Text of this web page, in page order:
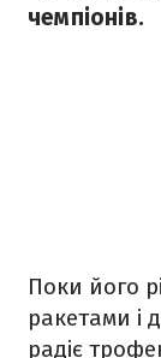
чемпіонів.
Поки його
ракетами і
радіє